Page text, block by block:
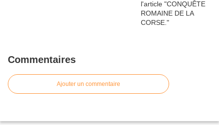
Commentaires
Ajouter un commentaire